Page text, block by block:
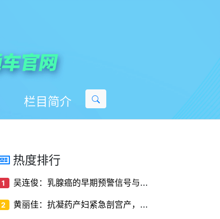
栏目简介
热度排行
1 吴
连俊：乳腺癌的早期预警信号与筛查方法
2 黄
丽佳：抗凝药产妇紧急剖宫产，椎管内麻醉的‘停药时间窗’解密